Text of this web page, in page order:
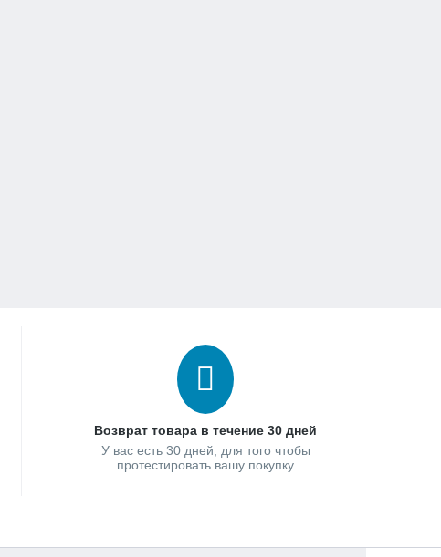
Возврат товара в течение 30 дней
У вас есть 30 дней, для того чтобы
протестировать вашу покупку